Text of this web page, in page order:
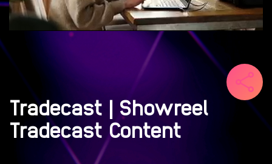
Tradecast | Showreel
Tradecast Content